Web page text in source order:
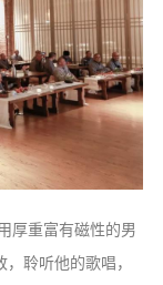
厚重富有磁性的男
聆听他的歌唱，